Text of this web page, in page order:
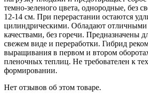
темно-зеленого цвета, однородные, без
12-14 см. При перерастании остаются
цилиндрическими. Обладают
качествами, без горечи. Предназначены
свежем виде и переработки. Гибрид
выращивания в первом и втором
пленочных теплиц. Не требователен к
формировании.
Нет отзывов об этом товаре.